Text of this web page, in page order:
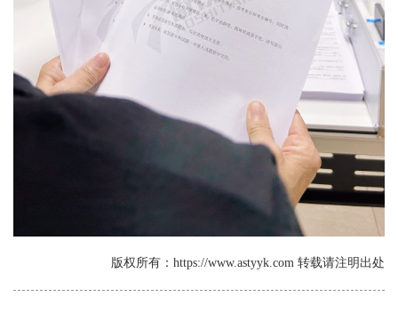
版权所有：https://www.astyyk.com 转载请注明出处